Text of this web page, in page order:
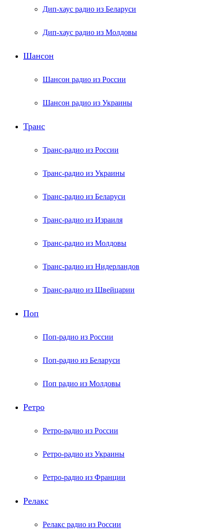
Дип-хаус радио из Беларуси
Дип-хаус радио из Молдовы
Шансон
Шансон радио из России
Шансон радио из Украины
Транс
Транс-радио из России
Транс-радио из Украины
Транс-радио из Беларуси
Транс-радио из Израиля
Транс-радио из Молдовы
Транс-радио из Нидерландов
Транс-радио из Швейцарии
Поп
Поп-радио из России
Поп-радио из Беларуси
Поп радио из Молдовы
Ретро
Ретро-радио из России
Ретро-радио из Украины
Ретро-радио из Франции
Релакс
Релакс радио из России